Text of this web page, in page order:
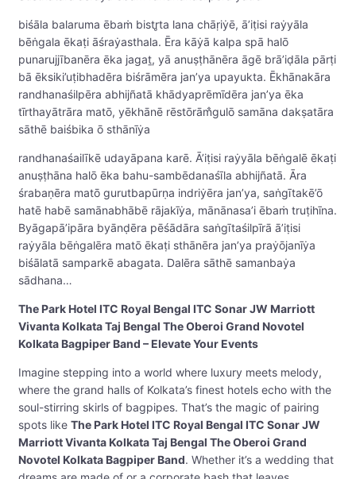
biśāla balaruma ēbaṁ bistr̥ta lana chāṛiẏē, ā’iṭisi raẏyāla
bēṅgala ēkaṭi āśraẏasthala. Ēra kāẏā kalpa spā halō
punarujjībanēra ēka jagaṯ, yā anuṣṭhānēra āgē brā’iḍāla pārṭi
bā ēksiki’uṭibhadēra biśrāmēra jan’ya upayukta. Ēkhānakāra
randhanaśilpēra abhijñatā khādyaprēmīdēra jan’ya ēka
tīrthayātrāra matō, yēkhānē rēstōrām̐gulō samāna dakṣatāra
sāthē baiśbika ō sthānīẏa
randhanaśailīkē udayāpana karē. Ā’iṭisi raẏyāla bēṅgalē ēkaṭi
anuṣṭhāna halō ēka bahu-sambēdanaśīla abhijñatā. Āra
śrabaṇēra matō gurutbapūrṇa indriẏēra jan’ya, saṅgītakē’ō
hatē habē samānabhābē rājakīẏa, mānānasa’i ēbaṁ truṭihīna.
Byāgapā’ipāra byānḍēra pēśādāra saṅgītaśilpīrā ā’iṭisi
raẏyāla bēṅgalēra matō ēkaṭi sthānēra jan’ya praẏōjanīẏa
biśālatā samparkē abagata. Dalēra sāthē samanbaẏa
sādhana…
The Park Hotel ITC Royal Bengal ITC Sonar JW Marriott
Vivanta Kolkata Taj Bengal The Oberoi Grand Novotel
Kolkata Bagpiper Band – Elevate Your Events
Imagine stepping into a world where luxury meets melody,
where the grand halls of Kolkata’s finest hotels echo with the
soul-stirring skirls of bagpipes. That’s the magic of pairing
spots like The Park Hotel ITC Royal Bengal ITC Sonar JW
Marriott Vivanta Kolkata Taj Bengal The Oberoi Grand
Novotel Kolkata Bagpiper Band. Whether it’s a wedding that